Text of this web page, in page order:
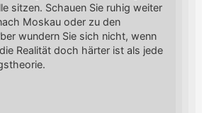
sitzen. Schauen Sie ruhig weiter
Moskau oder zu den
wundern Sie sich nicht, wenn
Realität doch härter ist als jede